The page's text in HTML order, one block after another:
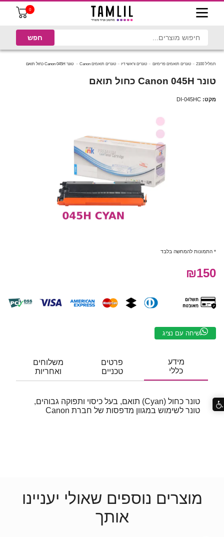
0
תמליל 2100 טונרים תואמים פרימיום טונרים וראשי דיו טונרים תואמים Canon טונר Canon 045H כחול תואם
טונר Canon 045H כחול תואם
מקט: DI-045HC
* התמונות להמחשה בלבד
₪150
שיחה עם נציג
מידע
כללי
פרטים
טכניים
משלוחים
ואחריות
טונר כחול (Cyan) תואם, בעל כיסוי ותפוקה גבוהים,
טונר לשימוש במגוון מדפסות של חברת Canon
מוצרים נוספים שאולי יעניינו
אותך